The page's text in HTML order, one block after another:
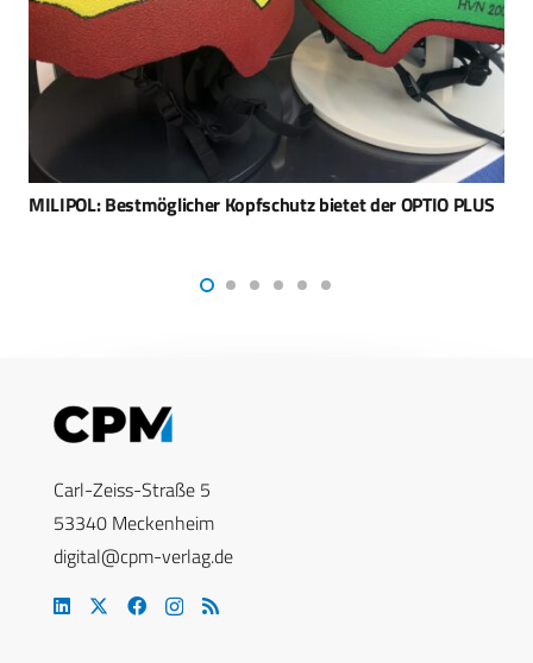
Weiterentwicklung: Die virtuelle Lernumgebung der
Carl-Zeiss-Straße 5
53340 Meckenheim
digital@cpm-verlag.de